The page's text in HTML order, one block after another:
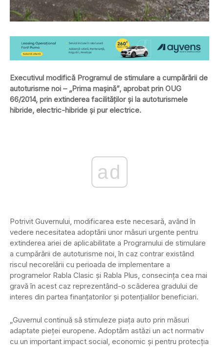
Executivul modifică Programul de stimulare a cumpărării de
autoturisme noi – „Prima maşină”, aprobat prin OUG
66/2014, prin extinderea facilităţilor şi la autoturismele
hibride, electric-hibride şi pur electrice.
ad
Potrivit Guvernului, modificarea este necesară, având în
vedere necesitatea adoptării unor măsuri urgente pentru
extinderea ariei de aplicabilitate a Programului de stimulare
a cumpărării de autoturisme noi, în caz contrar existând
riscul necorelării cu perioada de implementare a
programelor Rabla Clasic şi Rabla Plus, consecinţa cea mai
gravă în acest caz reprezentând-o scăderea gradului de
interes din partea finanţatorilor şi potenţialilor beneficiari.
„Guvernul continuă să stimuleze piaţa auto prin măsuri
adaptate pieţei europene. Adoptăm astăzi un act normativ
cu un important impact social, economic şi pentru protecţia